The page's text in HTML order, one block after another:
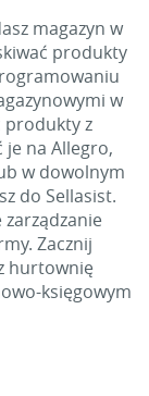
magazyn w
produkty
w
produkty z
na Allegro,
w dowolnym
do Sellasist.
Zacznij
hurtownię
księgowym